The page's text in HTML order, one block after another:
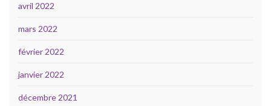
avril 2022
mars 2022
février 2022
janvier 2022
décembre 2021